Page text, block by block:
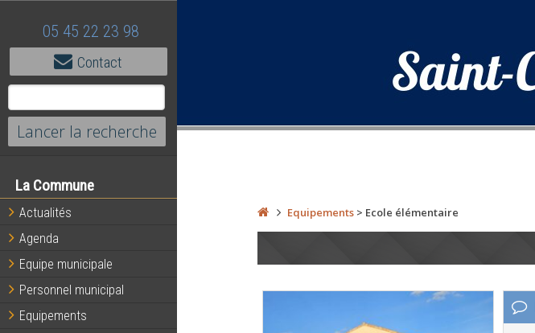
05 45 22 23 98
Contact
La Commune
Actualités
Agenda
Equipe municipale
Personnel municipal
Equipements
Equipements> Ecole élémentaire